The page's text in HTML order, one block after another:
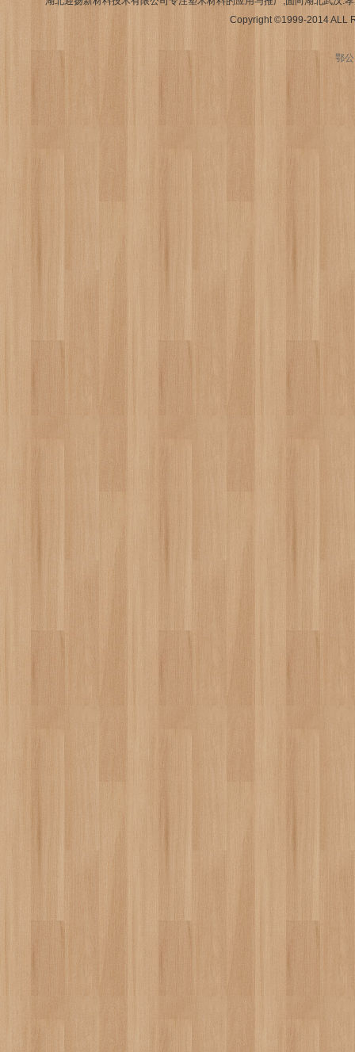
Copyright ©1999-2014 ALL
鄂